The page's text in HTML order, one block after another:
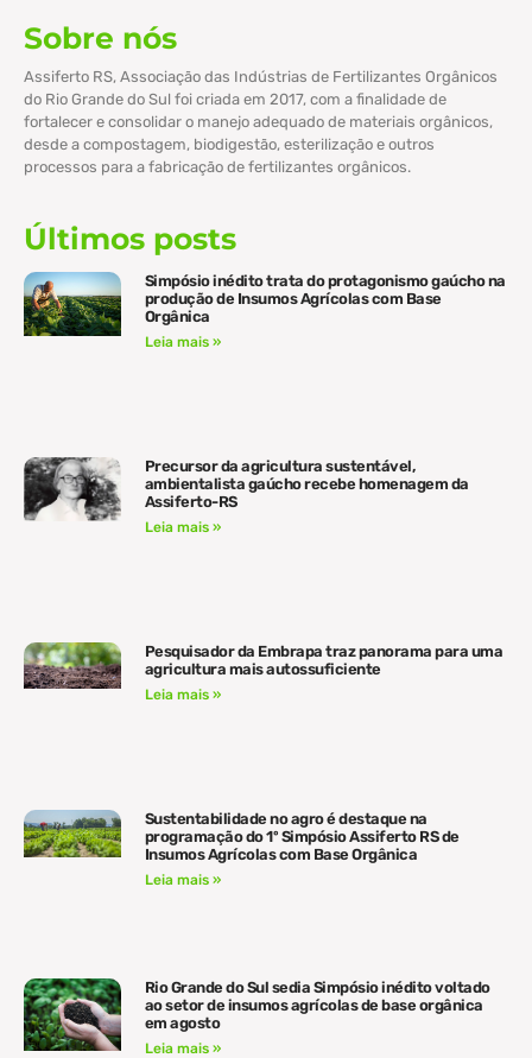
Sobre nós
Assiferto RS, Associação das Indústrias de Fertilizantes Orgânicos
do Rio Grande do Sul foi criada em 2017, com a finalidade de
fortalecer e consolidar o manejo adequado de materiais orgânicos,
desde a compostagem, biodigestão, esterilização e outros
processos para a fabricação de fertilizantes orgânicos.
Últimos posts
Simpósio inédito trata do protagonismo gaúcho na
produção de Insumos Agrícolas com Base
Orgânica
Leia mais »
Precursor da agricultura sustentável,
ambientalista gaúcho recebe homenagem da
Assiferto-RS
Leia mais »
Pesquisador da Embrapa traz panorama para uma
agricultura mais autossuficiente
Leia mais »
Sustentabilidade no agro é destaque na
programação do 1º Simpósio Assiferto RS de
Insumos Agrícolas com Base Orgânica
Leia mais »
Rio Grande do Sul sedia Simpósio inédito voltado
ao setor de insumos agrícolas de base orgânica
em agosto
Leia mais »